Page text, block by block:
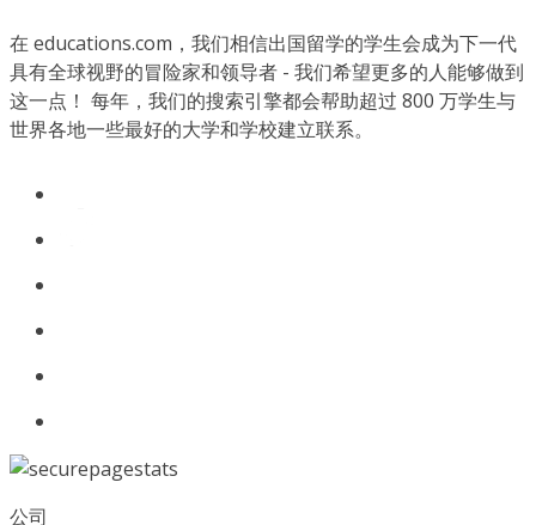
在 educations.com，我们相信出国留学的学生会成为下一代
具有全球视野的冒险家和领导者 - 我们希望更多的人能够做到
这一点！ 每年，我们的搜索引擎都会帮助超过 800 万学生与
世界各地一些最好的大学和学校建立联系。
公司